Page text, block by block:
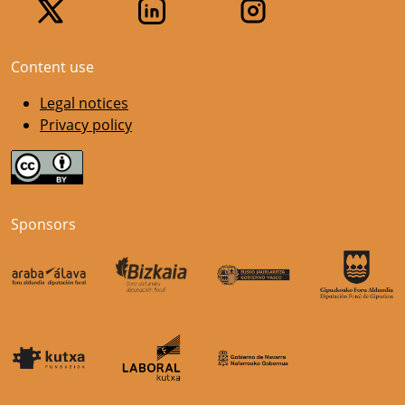
Content use
Legal notices
Privacy policy
Sponsors